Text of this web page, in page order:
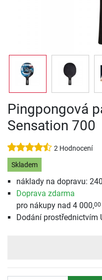
Pingpongová
Sensation 700
2 Hodnocení
Skladem
náklady na dopravu:
Doprava zdarma
pro nákupy nad 4 000,00
Dodání prostřednictvím